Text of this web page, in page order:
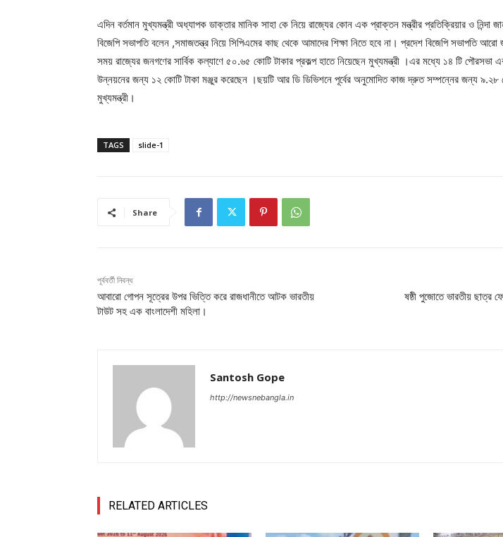
এদিন বর্তমান মুখ্যমন্ত্রী অধ্যাপক ডাক্তার মানিক সাহা কে নিয়ে রাজ্যের কোন এক প্রাক্তন মন্ত্রীর প্রতিক্রিয়ার ও নিন্দা
বিজেপি সভাপতি বলেন ,সমাজতন্ত্র নিয়ে সিপিএমের কাছ থেকে আমাদের শিক্ষা নিতে হবে না। প্রদেশ বিজেপি সভাপতি আরো
সময় রাজ্যের জনগণের সার্বিক কল্যাণে ৫০.৬৫ কোটি টাকার প্রকল্প হাতে নিয়েছেন মুখ্যমন্ত্রী ।এর মধ্যে ১৪ টি পৌরসভা
উন্নয়নের জন্য ১২ কোটি টাকা মঞ্জুর করেছেন ।ছয়টি আর ডি ডিভিশনে পূর্বের অনুমোদিত কাজ দ্রুত সম্পন্নের জন্য ৯.২৮
মুখ্যমন্ত্রী।
TAGS slide-1
Share
পূর্ববর্তী নিবন্ধ
আবারো গোপন সূত্রের উপর ভিত্তি করে রাজধানীতে আটক ভারতীয়
টাউট সহ এক বাংলাদেশী মহিলা।
ষষ্ঠী পুজোতে ভারতীয় ছাত্র
Santosh Gope
http://newsnebangla.in
RELATED ARTICLES